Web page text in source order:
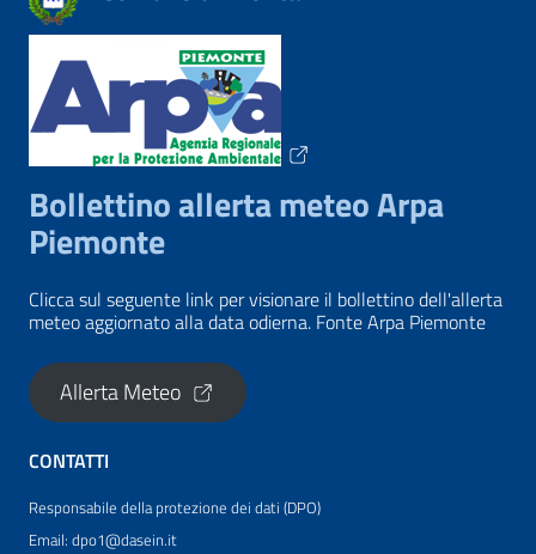
Bollettino allerta meteo Arpa
Piemonte
Clicca sul seguente link per visionare il bollettino dell'allerta
meteo aggiornato alla data odierna. Fonte Arpa Piemonte
Allerta Meteo
CONTATTI
Responsabile della protezione dei dati (DPO)
Email: dpo1@dasein.it